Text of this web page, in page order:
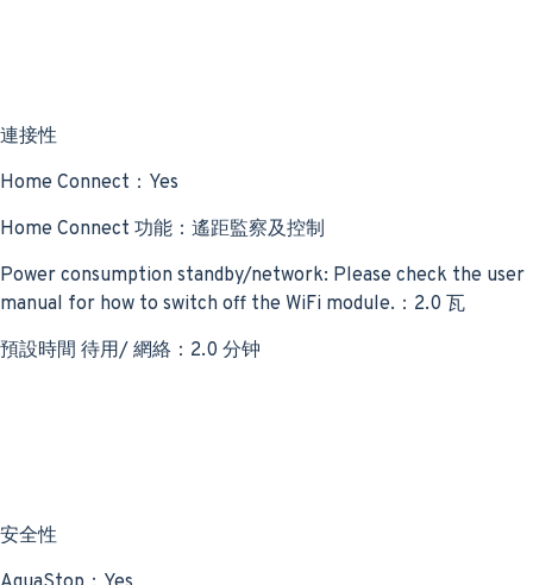
連接性
Home Connect：Yes
Home Connect 功能：遙距監察及控制
Power consumption standby/network: Please check the user
manual for how to switch off the WiFi module.：2.0 瓦
預設時間 待用/ 網絡：2.0 分钟
安全性